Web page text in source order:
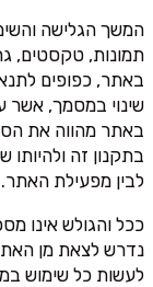
המשך הגלישה
תמונות, טקסטים,
באתר, כפופים
שינוי במסמך, אשר
באתר מהווה את
בתקנון זה
לבין מפעילת האתר.
ככל והגולש אינו
נדרש לצאת מן
לעשות כל שימוש